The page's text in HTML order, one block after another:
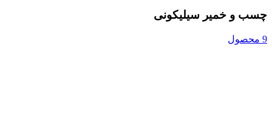
چسب و خمیر سیلیکونی
9 محصول